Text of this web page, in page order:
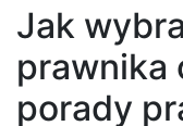
Jak
prawnika
porady